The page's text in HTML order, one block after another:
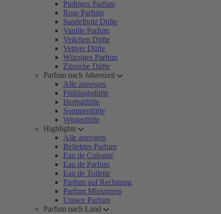
Pudriges Parfum
Rose Parfum
Sandelholz Düfte
Vanille Parfum
Veilchen Düfte
Vetiver Düfte
Würziges Parfum
Zitrische Düfte
Parfum nach Jahreszeit
Alle anzeigen
Frühlingsdüfte
Herbstdüfte
Sommerdüfte
Winterdüfte
Highlights
Alle anzeigen
Beliebtes Parfum
Eau de Cologne
Eau de Parfum
Eau de Toilette
Parfum auf Rechnung
Parfum Miniaturen
Unisex Parfum
Parfum nach Land